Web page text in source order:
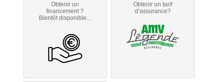
Obtenir un
financement ?
Bientôt disponible...
Obtenir un tarif
d’assurance?